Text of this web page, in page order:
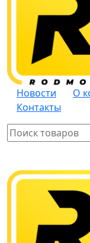
Новости
О
Контакты